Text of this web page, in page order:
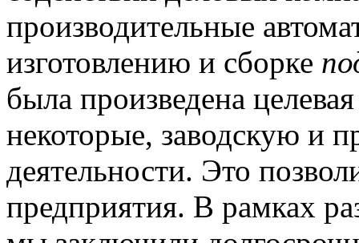
производительные
изготовлению и сборке
была произведена
некоторые, заводскую и
деятельности. Это
предприятия. В рамках